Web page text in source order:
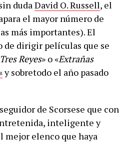
dudaDavid O. Russell, el
el mayor número de
más importantes). El
de dirigir películas que se
Reyes» o «Extrañas
y sobretodo el año pasado
de Scorsese que con
inteligente y
mejor elenco que haya